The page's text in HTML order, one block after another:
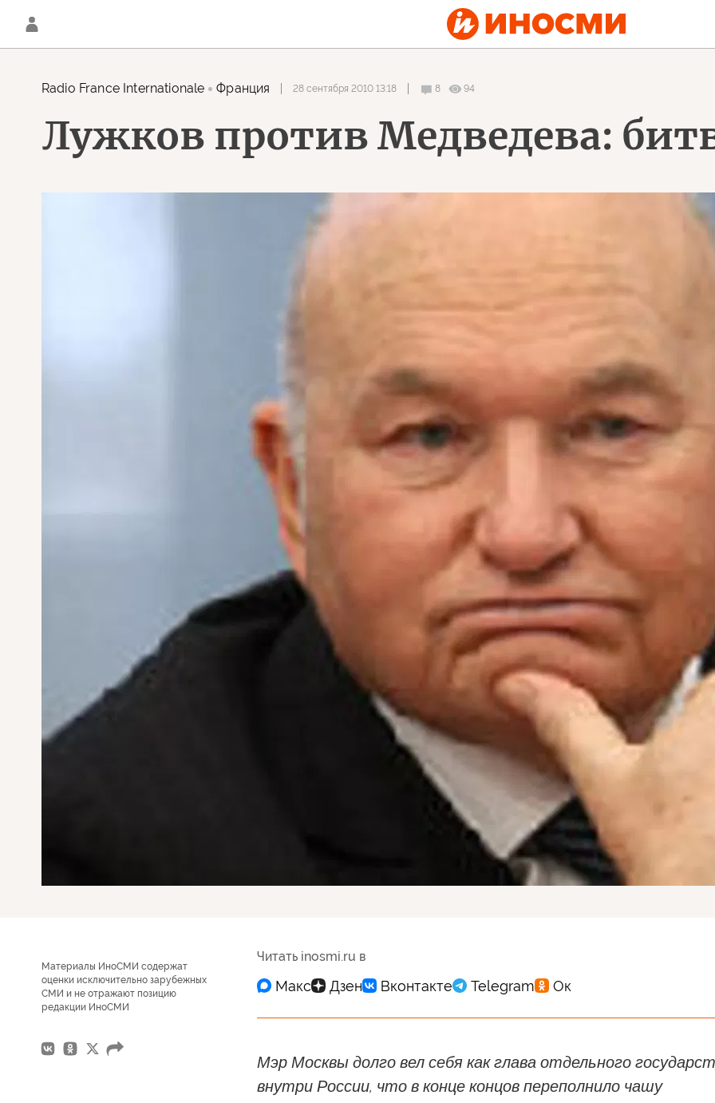
Radio France Internationale Франция 28 сентября 2010 13:18 8 94
Лужков против Медведева:
Материалы ИноСМИ содержат
оценки исключительно зарубежных
СМИ и не отражают позицию
редакции ИноСМИ
Читать inosmi.ru в
Мэр Москвы долго вел себя как глава отдельного
внутри России, что в конце концов переполнило чашу